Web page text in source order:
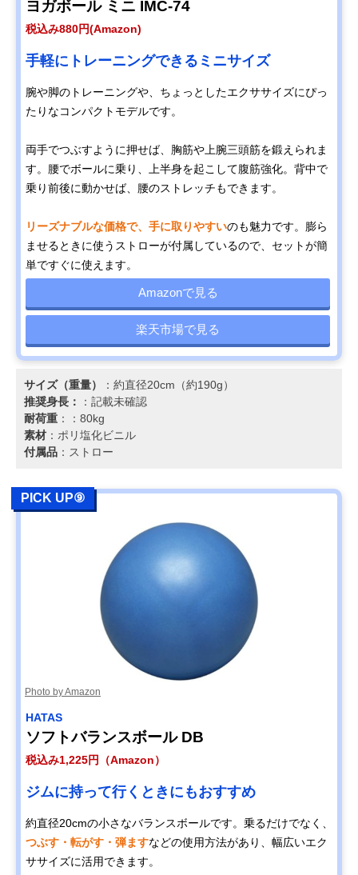
ヨガボール ミニ IMC-74
税込み880円(Amazon)
手軽にトレーニングできるミニサイズ
腕や脚のトレーニングや、ちょっとしたエクササイズにぴっ
たりなコンパクトモデルです。
両手でつぶすように押せば、胸筋や上腕三頭筋を鍛えられま
す。腰でボールに乗り、上半身を起こして腹筋強化。背中で
乗り前後に動かせば、腰のストレッチもできます。
リーズナブルな価格で、手に取りやすいのも魅力です。膨ら
ませるときに使うストローが付属しているので、セットが簡
単ですぐに使えます。
Amazonで見る
楽天市場で見る
サイズ（重量）
：約直径20cm（約190g）
推奨身長：
：記載未確認
耐荷重 ：：80kg
素材 ：ポリ塩化ビニル
付属品 ：ストロー
PICK UP⑨
Photo by Amazon
HATAS
ソフトバランスボール DB
税込み1,225円（Amazon）
ジムに持って行くときにもおすすめ
約直径20cmの小さなバランスボールです。乗るだけでなく、
つぶす・転がす・弾ますなどの使用方法があり、幅広いエク
ササイズに活用できます。